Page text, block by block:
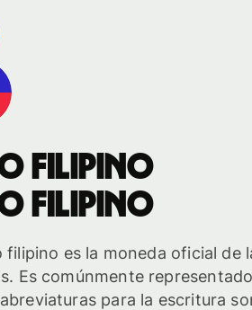
filipino
filipino
filipino es la moneda oficial de
Es comúnmente
para la escritura